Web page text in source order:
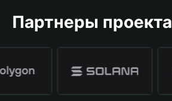
Партнеры проекта